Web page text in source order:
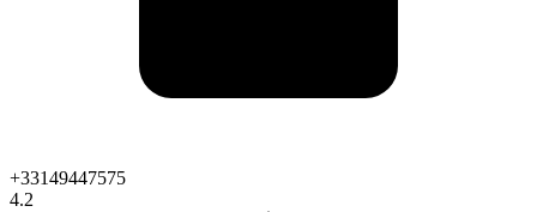
+33149447575
4.2